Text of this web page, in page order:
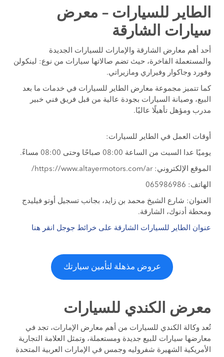
الطاير للسيارات – معرض
سيارات الشارقة
أحد أهم معارض الشارقة والإمارات للسيارات الجديدة
والمستعملة الفاخرة، حيث تضم صالاتها سيارات من نوع: لينكولن
وفورد وجاكوار وفيراري ومازيراتي.
كما تتميز مجموعة معارض الطاير للسيارات في خدمات ما بعد
البيع، وصيانة السيارات بجودة عالية من قبل فريق فني خبير
مدرب ومؤهل تأهيلًا عاليًا.
أوقات العمل في الطاير للسيارات:
يوميًا عدا السبت من الساعة 08:00 صباحًا وحتى 08:00 مساءً.
الموقع الإلكتروني: https://www.altayermotors.com/ar/
الهاتف: 065986986
العنوان: شارع الشيخ محمد بن زايد، بجانب تسجيل أوتو فيليدج
ومحطة أدنوك، الشارقة.
عنوان الطاير للسيارات الشارقة على خرائط جوجل انقر هنا
عروض مذهلة لتأمين سيارتك
معرض الكندي للسيارات
تُعد وكالة الكندي للسيارات من أهم معارض الإمارات، تجد في
معارضها سيارات للبيع جديدة ومستعملة، وتمثل العلامة التجارية
الأمريكية الشهيرة شفروليه وجمس في الإمارات العربية المتحدة